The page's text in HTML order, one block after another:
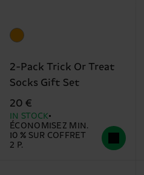
2-Pack Trick Or Treat
Socks Gift Set
20 €
IN STOCK
ÉCONOMISEZ MIN.
10 % SUR COFFRET
2 P.